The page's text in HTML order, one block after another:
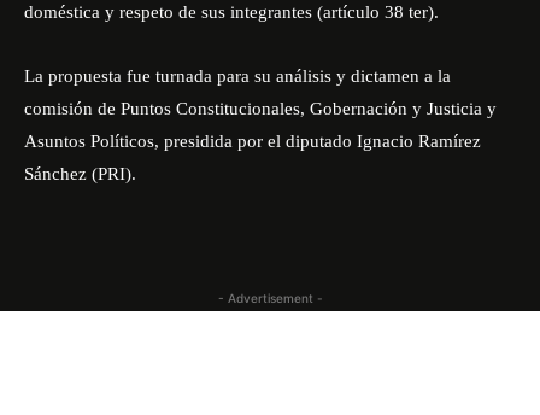
doméstica y respeto de sus integrantes (artículo 38 ter).
La propuesta fue turnada para su análisis y dictamen a la
comisión de Puntos Constitucionales, Gobernación y Justicia y
Asuntos Políticos, presidida por el diputado Ignacio Ramírez
Sánchez (PRI).
- Advertisement -